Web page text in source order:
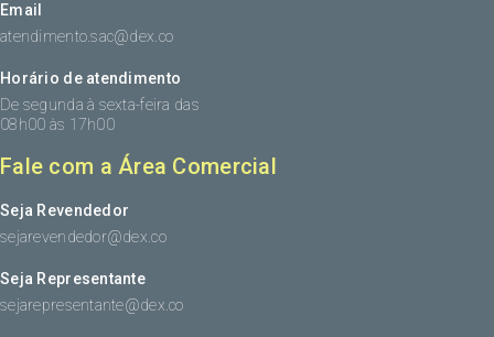
Email
atendimento.sac@dex.co
Horário de atendimento
De segunda à sexta-feira das
08h00 às 17h00
Fale com a Área Comercial
Seja Revendedor
sejarevendedor@dex.co
Seja Representante
sejarepresentante@dex.co